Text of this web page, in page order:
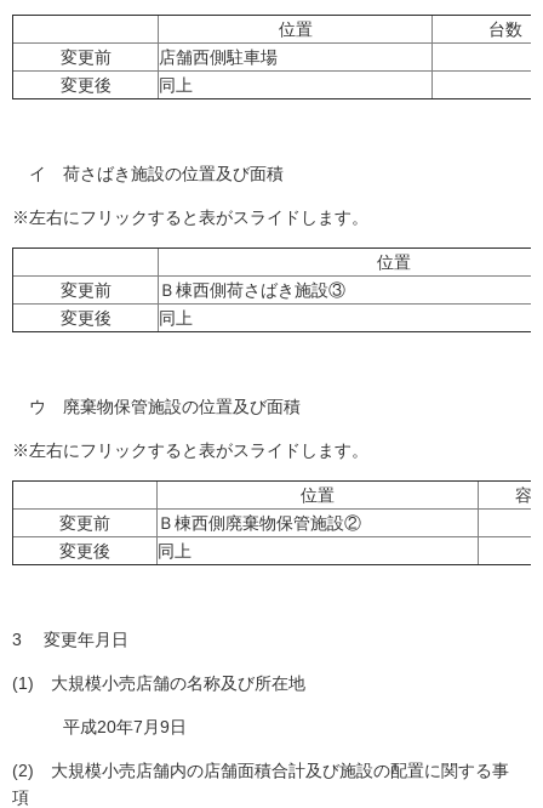
位置
台数
変更前
店舗西側駐車場
変更後
同上
イ 荷さばき施設の位置及び面積
※左右にフリックすると表がスライドします。
位置
変更前
Ｂ棟西側荷さばき施設③
変更後
同上
ウ 廃棄物保管施設の位置及び面積
※左右にフリックすると表がスライドします。
位置
容
変更前
Ｂ棟西側廃棄物保管施設②
変更後
同上
3 変更年月日
(1) 大規模小売店舗の名称及び所在地
平成20年7月9日
(2) 大規模小売店舗内の店舗面積合計及び施設の配置に関する事
項